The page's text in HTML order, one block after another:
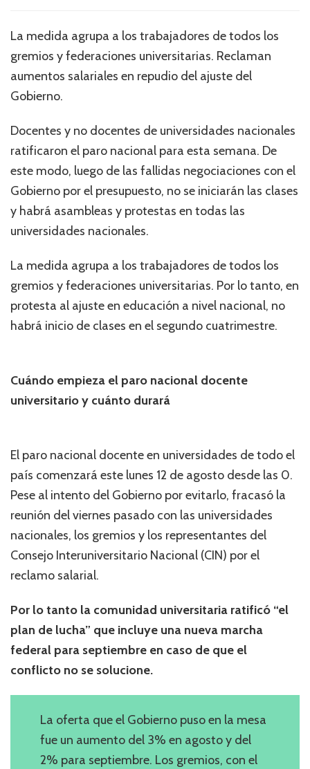
La medida agrupa a los trabajadores de todos los
gremios y federaciones universitarias. Reclaman
aumentos salariales en repudio del ajuste del
Gobierno.
Docentes y no docentes de universidades nacionales
ratificaron el paro nacional para esta semana. De
este modo, luego de las fallidas negociaciones con el
Gobierno por el presupuesto, no se iniciarán las clases
y habrá asambleas y protestas en todas las
universidades nacionales.
La medida agrupa a los trabajadores de todos los
gremios y federaciones universitarias. Por lo tanto, en
protesta al ajuste en educación a nivel nacional, no
habrá inicio de clases en el segundo cuatrimestre.
Cuándo empieza el paro nacional docente
universitario y cuánto durará
El paro nacional docente en universidades de todo el
país comenzará este lunes 12 de agosto desde las 0.
Pese al intento del Gobierno por evitarlo, fracasó la
reunión del viernes pasado con las universidades
nacionales, los gremios y los representantes del
Consejo Interuniversitario Nacional (CIN) por el
reclamo salarial.
Por lo tanto la comunidad universitaria ratificó “el
plan de lucha” que incluye una nueva marcha
federal para septiembre en caso de que el
conflicto no se solucione.
La oferta que el Gobierno puso en la mesa
fue un aumento del 3% en agosto y del
2% para septiembre. Los gremios, con el